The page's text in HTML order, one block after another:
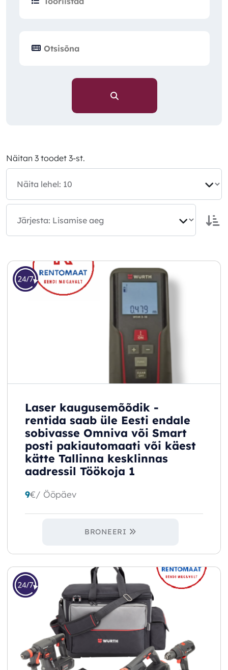
Näitan 3 toodet 3-st.
Laser kaugusemõõdik -
rentida saab üle Eesti endale
sobivasse Omniva või Smart
posti pakiautomaati või käest
kätte Tallinna kesklinnas
aadressil Töökoja 1
9€/ Ööpäev
BRONEERI